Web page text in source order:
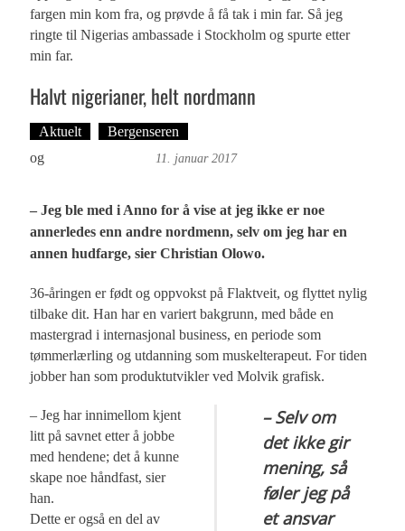
fargen min kom fra, og prøvde å få tak i min far. Så jeg
ringte til Nigerias ambassade i Stockholm og spurte etter
min far.
Halvt nigerianer, helt nordmann
Aktuelt Bergenseren
og
11. januar 2017
– Jeg ble med i Anno for å vise at jeg ikke er noe
annerledes enn andre nordmenn, selv om jeg har en
annen hudfarge, sier Christian Olowo.
36-åringen er født og oppvokst på Flaktveit, og flyttet nylig
tilbake dit. Han har en variert bakgrunn, med både en
mastergrad i internasjonal business, en periode som
tømmerlærling og utdanning som muskelterapeut. For tiden
jobber han som produktutvikler ved Molvik grafisk.
– Selv om
det ikke gir
mening, så
føler jeg på
et ansvar
– Jeg har innimellom kjent
litt på savnet etter å jobbe
med hendene; det å kunne
skape noe håndfast, sier
han.
Dette er også en del av